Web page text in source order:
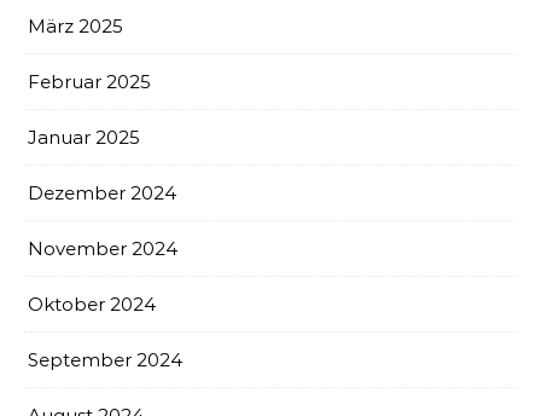
März 2025
Februar 2025
Januar 2025
Dezember 2024
November 2024
Oktober 2024
September 2024